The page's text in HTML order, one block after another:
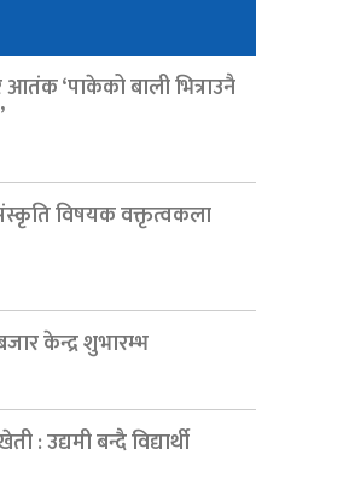
आतंक ‘पाकेको बाली भित्राउनै
विषयक वक्तृत्वकला
केन्द्र शुभारम्भ
: उद्यमी बन्दै विद्यार्थी